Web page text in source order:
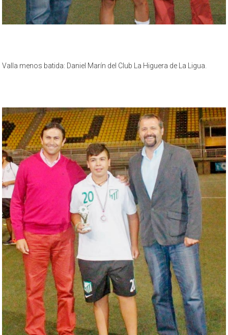
Valla menos batida: Daniel Marín del Club La Higuera de La Ligua.